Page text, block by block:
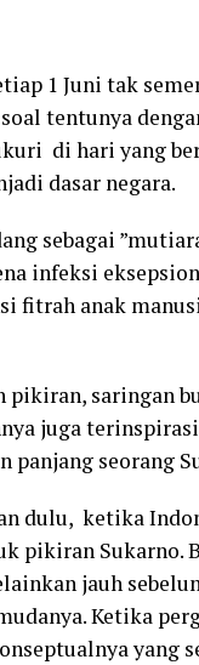
1 Juni tak
tentunya
di hari yang
dasar negara.
sebagai
infeksi
fitrah anak
pikiran, saringan
juga
panjang seorang
dulu, ketika
pikiran Sukarno.
jauh
Ketika
yang